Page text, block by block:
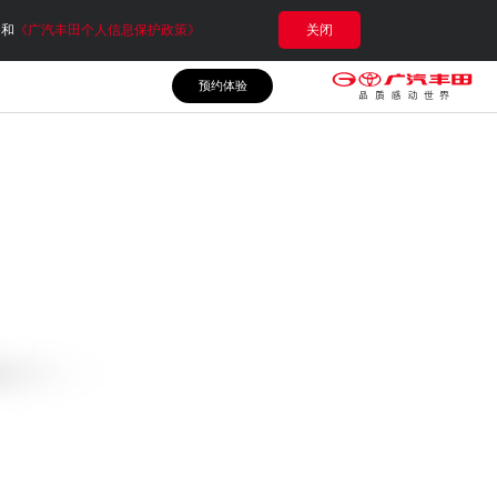
《广汽丰田个人信息保护政策》 关闭
预约体验